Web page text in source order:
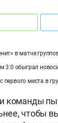
в матче
3:0 обыграл
места в
команды
чтобы